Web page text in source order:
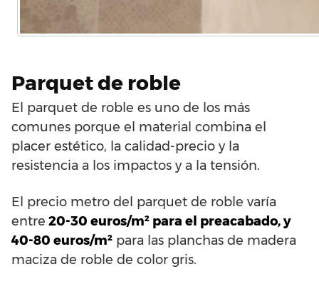
Parquet de roble
El parquet de roble es uno de los más
comunes porque el material combina el
placer estético, la calidad-precio y la
resistencia a los impactos y a la tensión.
El precio metro del parquet de roble varía
entre 20-30 euros/m² para el preacabado, y
40-80 euros/m² para las planchas de madera
maciza de roble de color gris.